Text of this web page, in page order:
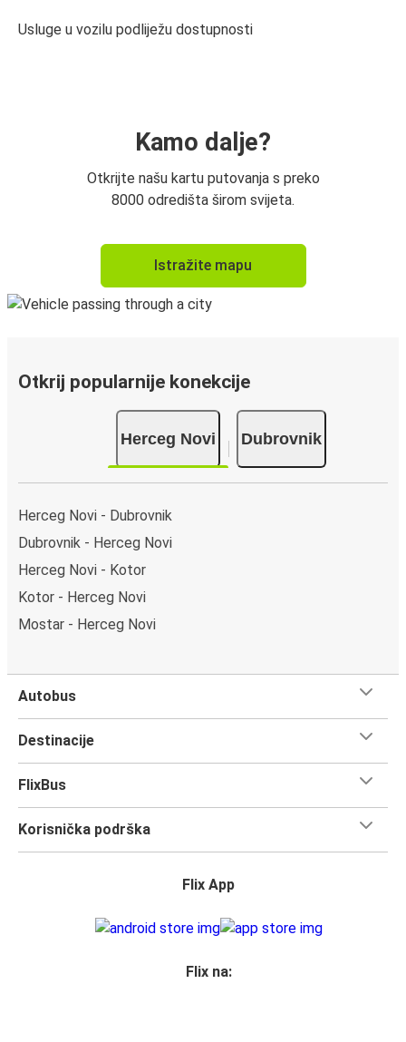
Usluge u vozilu podliježu dostupnosti
Kamo dalje?
Otkrijte našu kartu putovanja s preko
8000 odredišta širom svijeta.
Istražite mapu
Otkrij popularnije konekcije
Herceg Novi Dubrovnik
Herceg Novi - Dubrovnik
Dubrovnik - Herceg Novi
Herceg Novi - Kotor
Kotor - Herceg Novi
Mostar - Herceg Novi
Autobus
Destinacije
FlixBus
Korisnička podrška
Flix App
Flix na: